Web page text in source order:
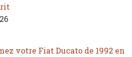
votre Fiat Ducato de 1992 en